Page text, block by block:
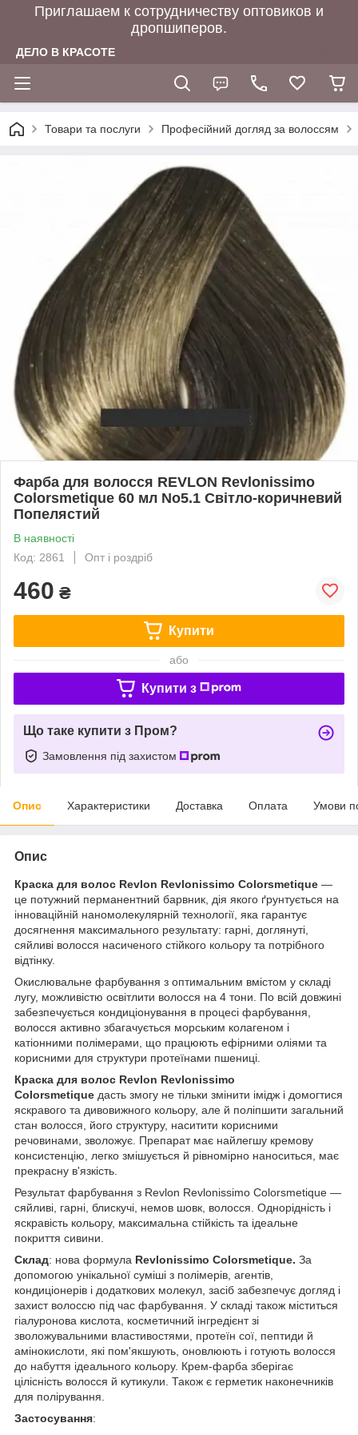
Приглашаем к сотрудничеству оптовиков и
дропшиперов.
ДЕЛО В КРАСОТЕ
Товари та послуги Професійний догляд за волоссям
Фарба для волосся REVLON Revlonissimo
Colorsmetique 60 мл No5.1 Світло-коричневий
Попелястий
В наявності
Код: 2861
Опт і роздріб
460 ₴
Купити
або
Купити з
Що таке купити з Пром?
Замовлення під захистом
Опис Характеристики Доставка Оплата Умови
Опис
Краска для волос Revlon Revlonissimo Colorsmetique —
це потужний перманентний барвник, дія якого ґрунтується на
інноваційній наномолекулярній технології, яка гарантує
досягнення максимального результату: гарні, доглянуті,
сяйливі волосся насиченого стійкого кольору та потрібного
відтінку.
Окислювальне фарбування з оптимальним вмістом у складі
лугу, можливістю освітлити волосся на 4 тони. По всій довжині
забезпечується кондиціонування в процесі фарбування,
волосся активно збагачується морським колагеном і
катіонними полімерами, що працюють ефірними оліями та
корисними для структури протеїнами пшениці.
Краска для волос Revlon Revlonissimo
Colorsmetique дасть змогу не тільки змінити імідж і домогтися
яскравого та дивовижного кольору, але й поліпшити загальний
стан волосся, його структуру, наситити корисними
речовинами, зволожує. Препарат має найлегшу кремову
консистенцію, легко змішується й рівномірно наноситься, має
прекрасну в'язкість.
Результат фарбування з Revlon Revlonissimo Colorsmetique —
сяйливі, гарні, блискучі, немов шовк, волосся. Однорідність і
яскравість кольору, максимальна стійкість та ідеальне
покриття сивини.
Склад: нова формула Revlonissimo Colorsmetique. За
допомогою унікальної суміші з полімерів, агентів,
кондиціонерів і додаткових молекул, засіб забезпечує догляд і
захист волоссю під час фарбування. У складі також міститься
гіалуронова кислота, косметичний інгредієнт зі
зволожувальними властивостями, протеїн сої, пептиди й
амінокислоти, які пом'якшують, оновлюють і готують волосся
до набуття ідеального кольору. Крем-фарба зберігає
цілісність волосся й кутикули. Також є герметик наконечників
для полірування.
Застосування: